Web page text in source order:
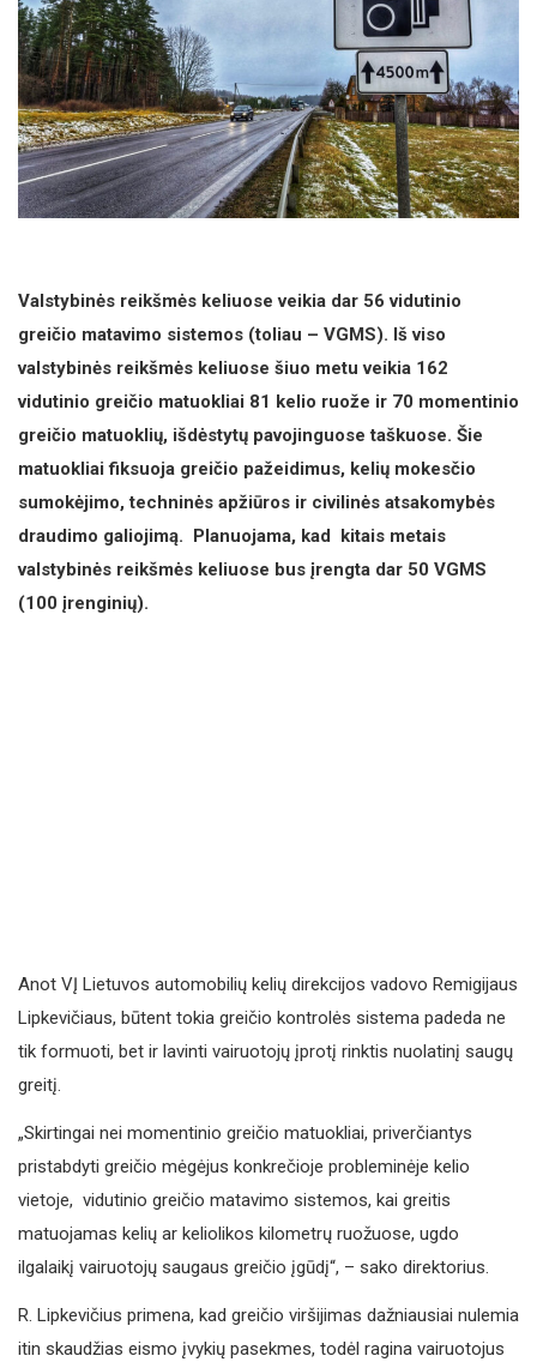
Valstybinės reikšmės keliuose veikia dar 56 vidutinio
greičio matavimo sistemos (toliau – VGMS). Iš viso
valstybinės reikšmės keliuose šiuo metu veikia 162
vidutinio greičio matuokliai 81 kelio ruože ir 70 momentinio
greičio matuoklių, išdėstytų pavojinguose taškuose. Šie
matuokliai fiksuoja greičio pažeidimus, kelių mokesčio
sumokėjimo, techninės apžiūros ir civilinės atsakomybės
draudimo galiojimą. Planuojama, kad kitais metais
valstybinės reikšmės keliuose bus įrengta dar 50 VGMS
(100 įrenginių).
Anot VĮ Lietuvos automobilių kelių direkcijos vadovo Remigijaus
Lipkevičiaus, būtent tokia greičio kontrolės sistema padeda ne
tik formuoti, bet ir lavinti vairuotojų įprotį rinktis nuolatinį saugų
greitį.
„Skirtingai nei momentinio greičio matuokliai, priverčiantys
pristabdyti greičio mėgėjus konkrečioje probleminėje kelio
vietoje, vidutinio greičio matavimo sistemos, kai greitis
matuojamas kelių ar keliolikos kilometrų ruožuose, ugdo
ilgalaikį vairuotojų saugaus greičio įgūdį“, – sako direktorius.
R. Lipkevičius primena, kad greičio viršijimas dažniausiai nulemia
itin skaudžias eismo įvykių pasekmes, todėl ragina vairuotojus